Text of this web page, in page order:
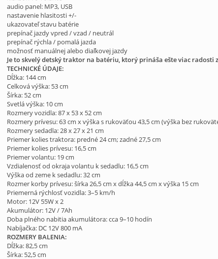
audio panel: MP3, USB
nastavenie hlasitosti +/-
ukazovateľ stavu batérie
prepínač jazdy vpred / vzad / neutrál
prepínač rýchla / pomalá jazda
možnosť manuálnej alebo diaľkovej jazdy
Je to skvelý detský traktor na batériu, ktorý prináša ešte viac radosti
TECHNICKÉ ÚDAJE:
Dĺžka: 144 cm
Celková výška: 53 cm
Šírka: 52 cm
Svetlá výška: 10 cm
Rozmery vozidla: 87 x 53 x 52 cm
Rozmery prívesu: 63 cm x výška s rukoväťou 43,5 cm (výška bez
Rozmery sedadla: 28 x 27 x 21 cm
Priemer kolies traktora: predné 24 cm; zadné 27,5 cm
Priemer kolies prívesu: 16,5 cm
Priemer volantu: 19 cm
Vzdialenosť od okraja volantu k sedadlu: 16,5 cm
Výška od zeme k sedadlu: 32 cm
Rozmer korby prívesu: šírka 26,5 cm x dĺžka 44,5 cm x výška 15 cm
Priemerná rýchlosť vozidla: 3–5 km/h
Motor: 12V 55W x 2
Akumulátor: 12V / 7Ah
Doba plného nabitia akumulátora: cca 9–10 hodín
Nabíjačka: DC 12V 800 mA
ROZMERY BALENIA:
Dĺžka: 82,5 cm
Šírka: 52,5 cm